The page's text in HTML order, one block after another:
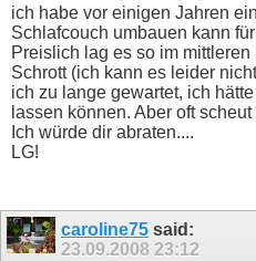
ich habe vor einigen Jahren
Schlafcouch umbauen kann
Preislich lag es so im
Schrott (ich kann es leider
ich zu lange gewartet, ich
lassen können. Aber oft
Ich würde dir abraten....
LG!
caroline75 said:
23.09.2008 23:12